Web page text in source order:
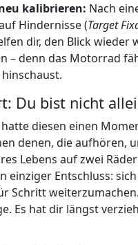
kalibrieren: Nach
Hindernisse (Target
dir, den Blick wieder
– denn das Motorrad
Du bist nicht
diesen einen
denen, die aufhören,
Lebens auf zwei
einziger Entschluss:
Schritt
Es hat dir längst